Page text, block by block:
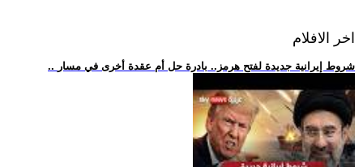
اخر الافلام
.. شروط إيرانية جديدة لفتح هرمز.. بادرة حل أم عقدة أخرى في مسار